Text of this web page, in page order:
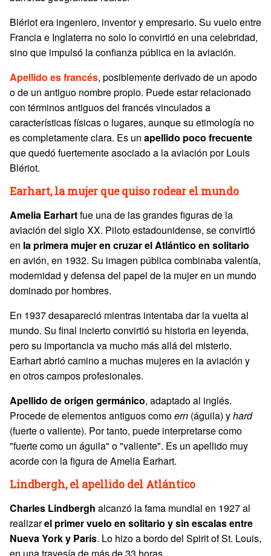
Blériot era ingeniero, inventor y empresario. Su vuelo entre
Francia e Inglaterra no solo lo convirtió en una celebridad,
sino que impulsó la confianza pública en la aviación.
Apellido es francés, posiblemente derivado de un apodo
o de un antiguo nombre propio. Puede estar relacionado
con términos antiguos del francés vinculados a
características físicas o lugares, aunque su etimología no
es completamente clara. Es un apellido poco frecuente
que quedó fuertemente asociado a la aviación por Louis
Blériot.
Earhart, la mujer que quiso rodear el mundo
Amelia Earhartfue una de las grandes figuras de la
aviación del siglo XX. Piloto estadounidense, se convirtió
en la primera mujer en cruzar el Atlántico en solitario
en avión, en 1932. Su imagen pública combinaba valentía,
modernidad y defensa del papel de la mujer en un mundo
dominado por hombres.
En 1937 desapareció mientras intentaba dar la vuelta al
mundo. Su final incierto convirtió su historia en leyenda,
pero su importancia va mucho más allá del misterio.
Earhart abrió camino a muchas mujeres en la aviación y
en otros campos profesionales.
Apellido de origen germánico, adaptado al inglés.
Procede de elementos antiguos comoern (águila) yhard
(fuerte o valiente). Por tanto, puede interpretarse como
"fuerte como un águila" o "valiente". Es un apellido muy
acorde con la figura de Amelia Earhart.
Lindbergh, el apellido del Atlántico
Charles Lindbergh alcanzó la fama mundial en 1927 al
realizarel primer vuelo en solitario y sin escalas entre
Nueva York y París. Lo hizo a bordo del Spirit of St. Louis,
en una travesía de más de 33 horas.